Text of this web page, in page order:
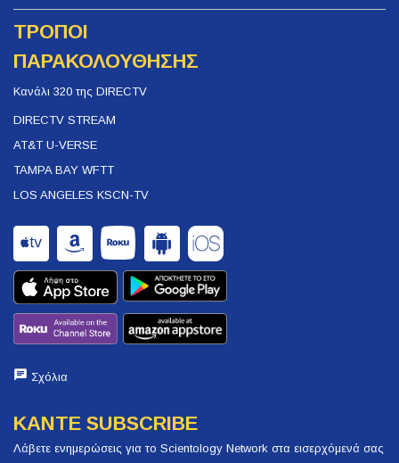
ΤΡΟΠΟΙ
ΠΑΡΑΚΟΛΟΥΘΗΣΗΣ
Κανάλι 320 της DIRECTV
DIRECTV STREAM
AT&T U-VERSE
TAMPA BAY WFTT
LOS ANGELES KSCN-TV
Σχόλια
ΚΑΝΤΕ SUBSCRIBE
Λάβετε ενημερώσεις για το Scientology Network στα εισερχόμενά σας